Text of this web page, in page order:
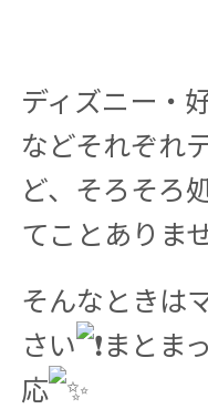
ディズニー・
などそれぞれ
ど、そろそろ
てことありま
そんなときは
さい
まとま
応